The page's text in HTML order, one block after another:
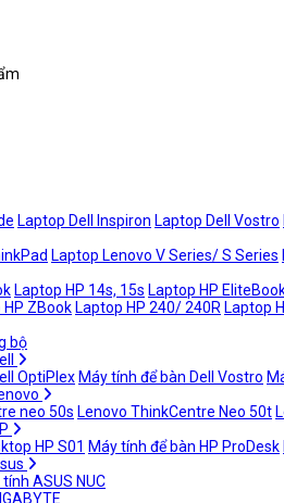
Laptop Dell Inspiron Laptop Dell Vostro
Laptop Lenovo V Series/ S Series
Laptop HP 14s, 15s Laptop HP
HP ZBook Laptop HP 240/ 240R Laptop
bộ
OptiPlex Máy tính để bàn Dell Vostro
neo 50s Lenovo ThinkCentre Neo 50t
HP S01 Máy tính để bàn HP ProDesk
tính ASUS NUC